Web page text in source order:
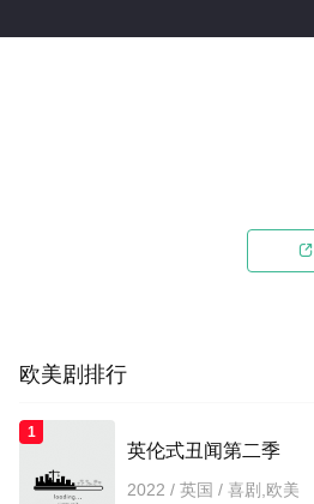

欧美剧排行
1
英伦式丑闻第二季
2022 / 英国 / 喜剧,欧美